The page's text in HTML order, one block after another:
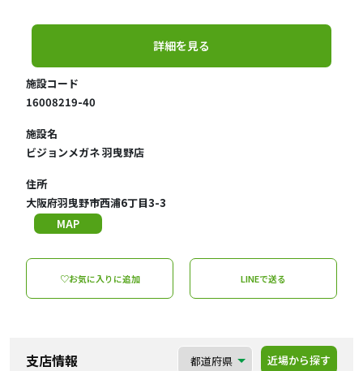
詳細を見る
施設コード
16008219-40
施設名
ビジョンメガネ 羽曳野店
住所
大阪府羽曳野市西浦6丁目3-3
MAP
♡お気に入りに追加 LINEで送る
支店情報 近場から探す